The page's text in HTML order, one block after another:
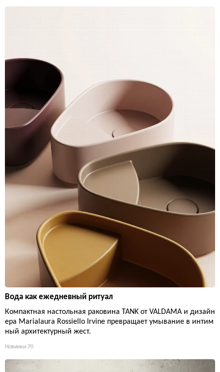
Вода как ежедневный ритуал
Компактная настольная раковина TANK от VALDAMA и дизайн
ера Marialaura Rossiello Irvine превращает умывание в интим
ный архитектурный жест.
Новинки 70